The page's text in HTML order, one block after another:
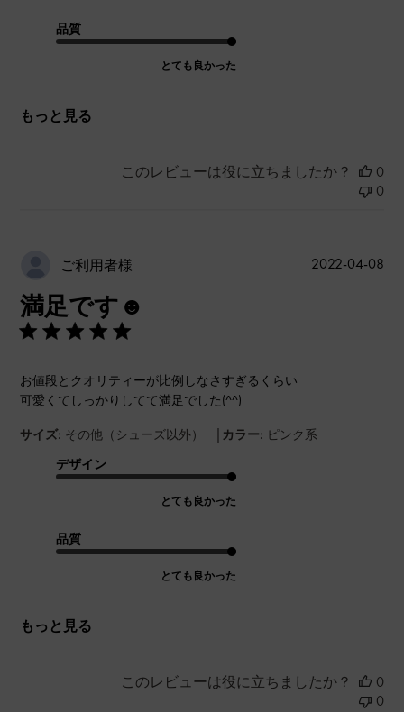
品質
とても良かった
もっと見る
このレビューは役に立ちましたか？
0
0
ご利用者様
満足です☻
お値段とクオリティーが比例しなさすぎるくらい
可愛くてしっかりしてて満足でした(^^)
サイズ: その他（シューズ以外） | カラー: ピンク系
デザイン
とても良かった
品質
とても良かった
もっと見る
公
2022-04-08
このレビューは役に立ちましたか？
0
0